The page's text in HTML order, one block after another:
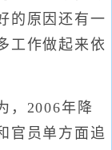
的原因还有一
工作做起来依
2006年降
官员单方面追